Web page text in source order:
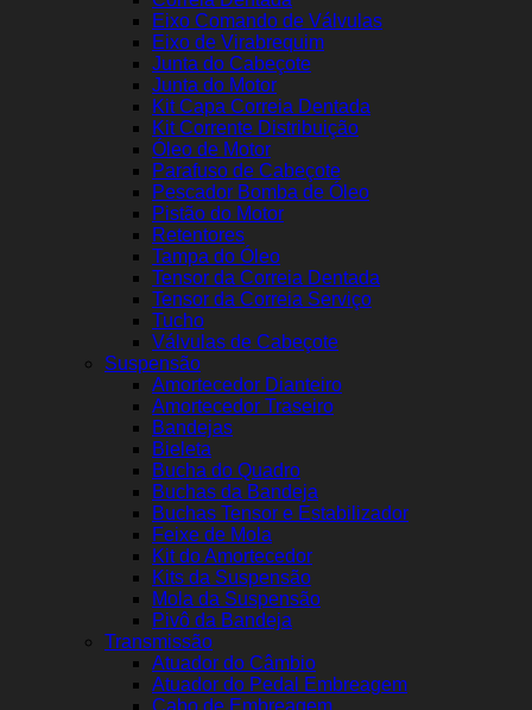
Eixo Comando de Válvulas
Eixo de Virabrequim
Junta do Cabeçote
Junta do Motor
Kit Capa Correia Dentada
Kit Corrente Distribuição
Óleo de Motor
Parafuso de Cabeçote
Pescador Bomba de Óleo
Pistão do Motor
Retentores
Tampa do Óleo
Tensor da Correia Dentada
Tensor da Correia Serviço
Tucho
Válvulas de Cabeçote
Suspensão
Amortecedor Dianteiro
Amortecedor Traseiro
Bandejas
Bieleta
Bucha do Quadro
Buchas da Bandeja
Buchas Tensor e Estabilizador
Feixe de Mola
Kit do Amortecedor
Kits da Suspensão
Mola da Suspensão
Pivô da Bandeja
Transmissão
Atuador do Câmbio
Atuador do Pedal Embreagem
Cabo de Embreagem